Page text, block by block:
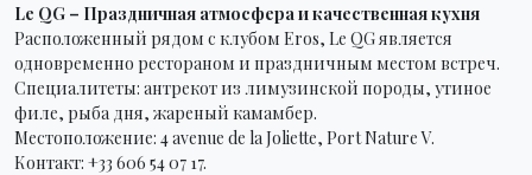
Le QG – Праздничная атмосфера и качественная кухня
Расположенный рядом с клубом Eros, Le QG является
одновременно рестораном и праздничным местом встреч.
Специалитеты: антрекот из лимузинской породы, утиное
филе, рыба дня, жареный камамбер.
Местоположение: 4 avenue de la Joliette, Port Nature V.
Контакт: +33 606 54 07 17.